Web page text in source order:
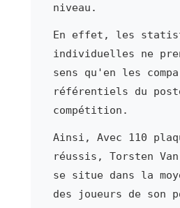
niveau.
En effet, les
individuelles ne
sens qu'en les
référentiels du
compétition.
Ainsi, Avec 110
réussis, Torsten
se situe dans la
des joueurs de son